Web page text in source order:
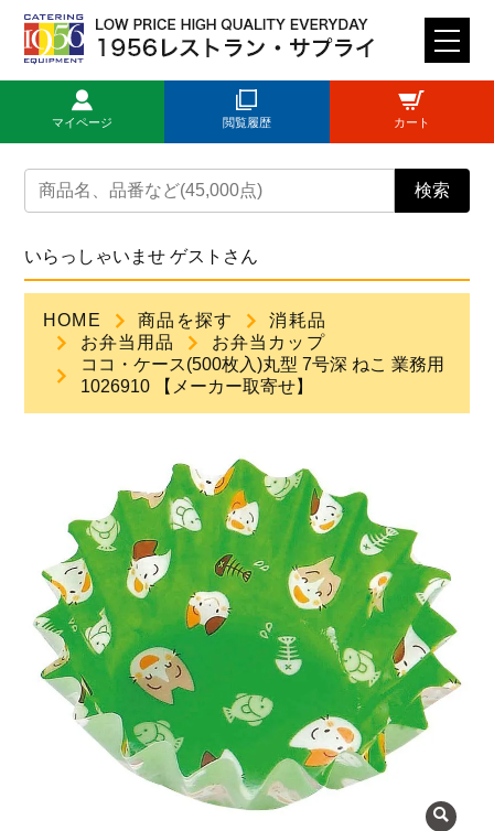
M
E
U
検索
マイページ 閲覧履歴 カート
トップページ
新規登録
商品一覧
見積依頼
よくある質問
会社概要
OEMについて
Instagram
いらっしゃいませ ゲストさん
HOME 商品を探す
消耗品
お弁当用品
お弁当カップ
ココ・ケース(500枚入)丸型 7号深 ねこ 業務用
1026910 【メーカー取寄せ】